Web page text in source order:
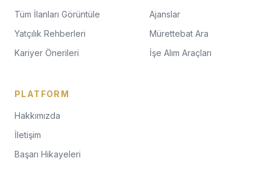
Tüm İlanları Görüntüle
Yatçılık Rehberleri
Kariyer Önerileri
Ajanslar
Mürettebat Ara
İşe Alım Araçları
PLATFORM
Hakkımızda
İletişim
Başarı Hikayeleri